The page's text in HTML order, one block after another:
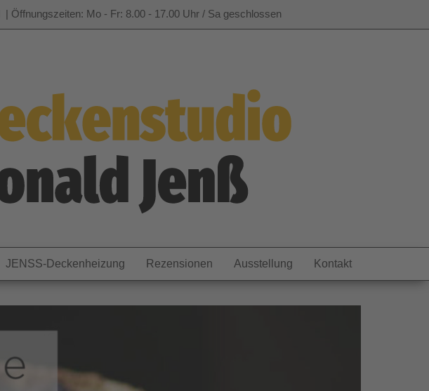
| Öffnungszeiten: Mo - Fr: 8.00 - 17.00 Uhr / Sa geschlossen
JENSS-Deckenheizung Rezensionen Ausstellung Kontakt